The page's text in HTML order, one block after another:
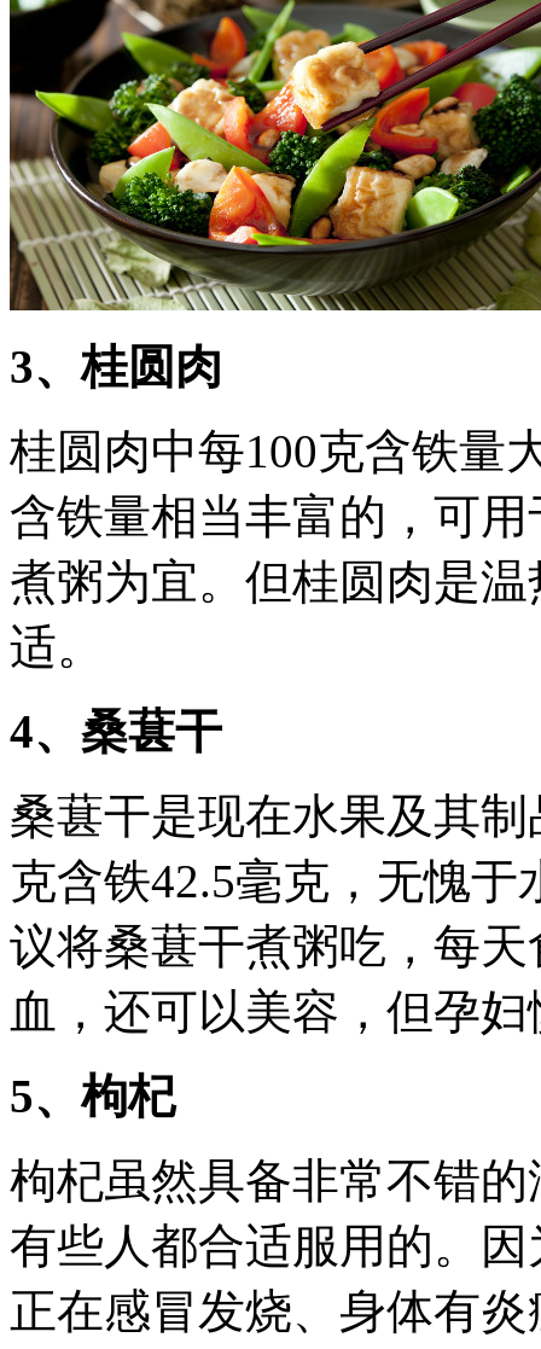
3、桂圆肉
桂圆肉中每100克含铁量
含铁量相当丰富的，可
煮粥为宜。但桂圆肉是
适。
4、桑葚干
桑葚干是现在水果及其
克含铁42.5毫克，无愧
议将桑葚干煮粥吃，每
血，还可以美容，但孕
5、枸杞
枸杞虽然具备非常不错
有些人都合适服用的。
正在感冒发烧、身体有